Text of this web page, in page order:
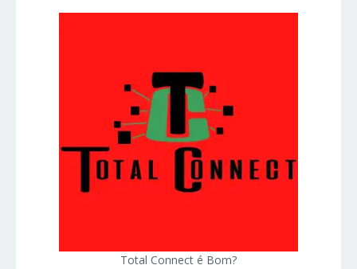
Total Connect é Bom?